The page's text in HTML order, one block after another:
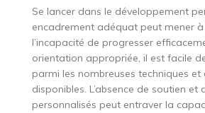
Se lancer dans le développement
encadrement adéquat peut mener
l’incapacité de progresser
orientation appropriée, il est facile
parmi les nombreuses techniques et
disponibles. L’absence de soutien et
personnalisés peut entraver la